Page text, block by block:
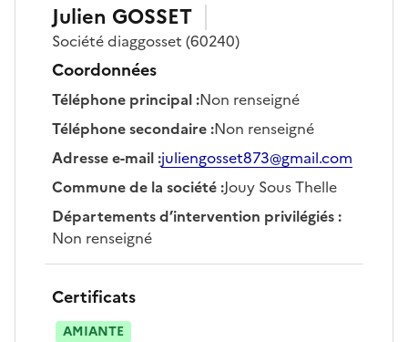
Julien GOSSET
Sociétédiaggosset (60240)
Coordonnées
Téléphone principal:Non renseigné
Téléphone secondaire:Non renseigné
Adresse e-mail:juliengosset873@gmail.com
Commune de la société:Jouy Sous Thelle
Départements d’intervention privilégiés:
Non renseigné
Certificats
AMIANTE